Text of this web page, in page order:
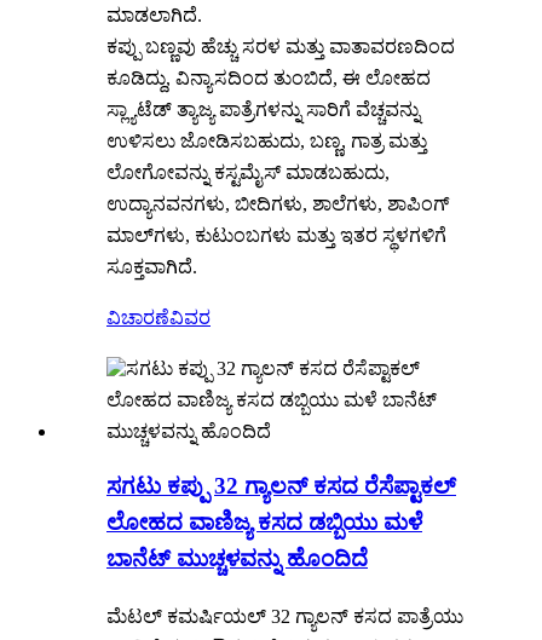
ಮಾಡಲಾಗಿದೆ.
ಕಪ್ಪು ಬಣ್ಣವು ಹೆಚ್ಚು ಸರಳ ಮತ್ತು ವಾತಾವರಣದಿಂದ
ಕೂಡಿದ್ದು, ವಿನ್ಯಾಸದಿಂದ ತುಂಬಿದೆ, ಈ ಲೋಹದ
ಸ್ಲ್ಯಾಟೆಡ್ ತ್ಯಾಜ್ಯ ಪಾತ್ರೆಗಳನ್ನು ಸಾರಿಗೆ ವೆಚ್ಚವನ್ನು
ಉಳಿಸಲು ಜೋಡಿಸಬಹುದು, ಬಣ್ಣ, ಗಾತ್ರ ಮತ್ತು
ಲೋಗೋವನ್ನು ಕಸ್ಟಮೈಸ್ ಮಾಡಬಹುದು,
ಉದ್ಯಾನವನಗಳು, ಬೀದಿಗಳು, ಶಾಲೆಗಳು, ಶಾಪಿಂಗ್
ಮಾಲ್‌ಗಳು, ಕುಟುಂಬಗಳು ಮತ್ತು ಇತರ ಸ್ಥಳಗಳಿಗೆ
ಸೂಕ್ತವಾಗಿದೆ.
ವಿಚಾರಣೆವಿವರ
ಸಗಟು ಕಪ್ಪು 32 ಗ್ಯಾಲನ್ ಕಸದ ರೆಸೆಪ್ಟಾಕಲ್
ಲೋಹದ ವಾಣಿಜ್ಯ ಕಸದ ಡಬ್ಬಿಯು ಮಳೆ
ಬಾನೆಟ್ ಮುಚ್ಚಳವನ್ನು ಹೊಂದಿದೆ
ಮೆಟಲ್ ಕಮರ್ಷಿಯಲ್ 32 ಗ್ಯಾಲನ್ ಕಸದ ಪಾತ್ರೆಯು